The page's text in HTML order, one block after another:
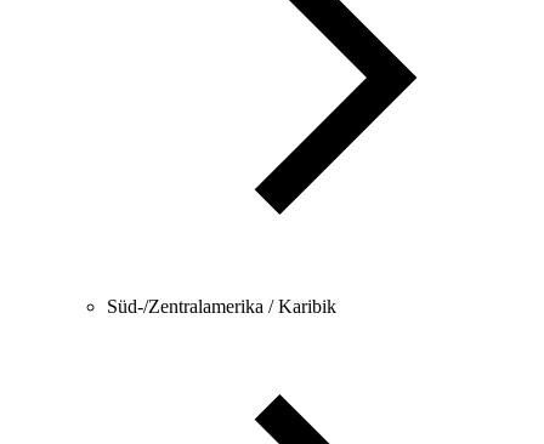
Süd-/Zentralamerika / Karibik